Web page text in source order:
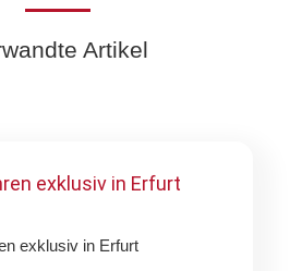
Artikel
exklusiv in Erfurt